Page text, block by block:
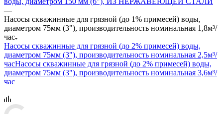
—
Насосы скважинные для грязной (до 1% примесей) воды,
диаметром 75мм (3"), производительность номинальная 1,8м³/
час
Насосы скважинные для грязной (до 2% примесей) воды,
диаметром 75мм (3"), производительность номинальная 2,5м³/
часНасосы скважинные для грязной (до 2% примесей) воды,
диаметром 75мм (3"), производительность номинальная 3,6м³/
час